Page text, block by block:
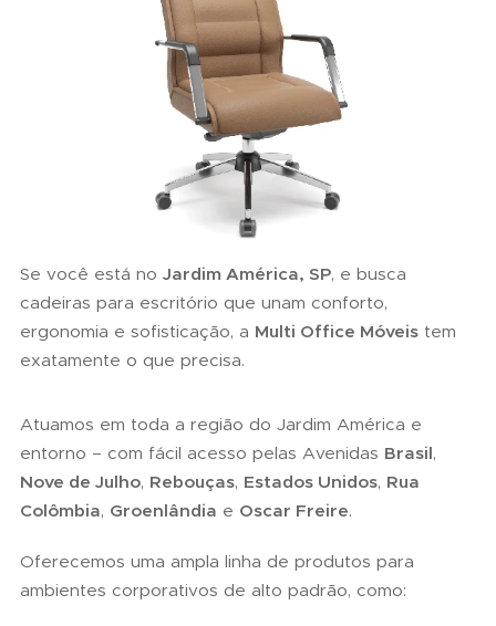
Se você está no Jardim América, SP, e busca
cadeiras para escritório que unam conforto,
ergonomia e sofisticação, a Multi Office Móveis tem
exatamente o que precisa.
Atuamos em toda a região do Jardim América e
entorno – com fácil acesso pelas Avenidas Brasil,
Nove de Julho, Rebouças, Estados Unidos, Rua
Colômbia, Groenlândia e Oscar Freire.
Oferecemos uma ampla linha de produtos para
ambientes corporativos de alto padrão, como: